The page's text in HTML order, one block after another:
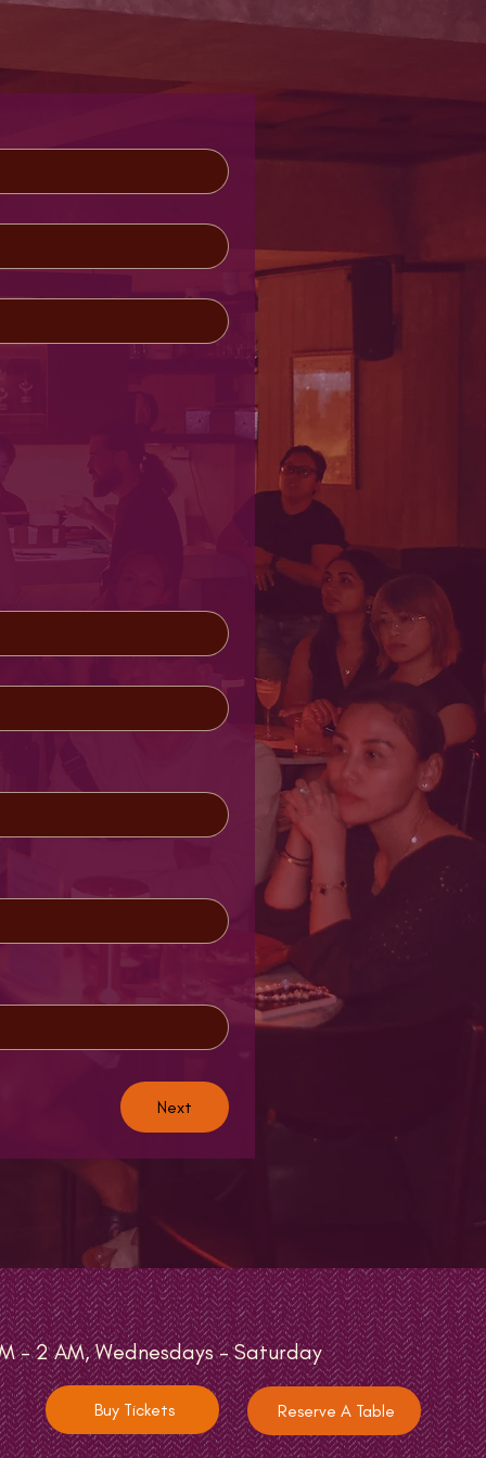
Next
- 2 AM, Wednesdays - Saturday
Buy Tickets Reserve A Table